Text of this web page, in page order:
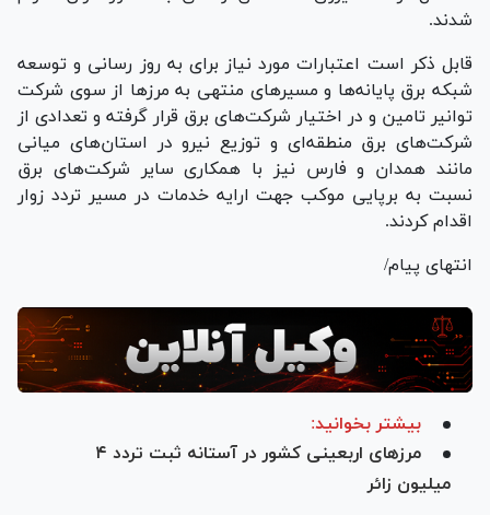
شدند.
قابل ذکر است اعتبارات مورد نیاز برای به روز رسانی و توسعه
شبکه برق پایانه‌ها و مسیر‌های منتهی به مرز‌ها از سوی شرکت
توانیر تامین و در اختیار شرکت‌های برق قرار گرفته و تعدادی از
شرکت‌های برق منطقه‌ای و توزیع نیرو در استان‌های میانی
مانند همدان و فارس نیز با همکاری سایر شرکت‌های برق
نسبت به برپایی موکب جهت ارایه خدمات در مسیر تردد زوار
اقدام کردند.
انتهای پیام/
بیشتر بخوانید:
مرز‌های اربعینی کشور در آستانه ثبت تردد ۴
میلیون زائر